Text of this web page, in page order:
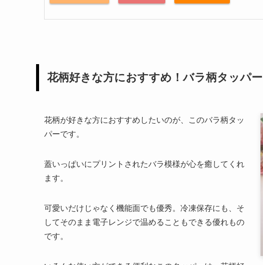
花柄好きな方におすすめ！バラ柄タッパー
花柄が好きな方におすすめしたいのが、このバラ柄タッ
パーです。
蓋いっぱいにプリントされたバラ模様が心を癒してくれ
ます。
可愛いだけじゃなく機能面でも優秀。冷凍保存にも、そ
してそのまま電子レンジで温めることもできる優れもの
です。